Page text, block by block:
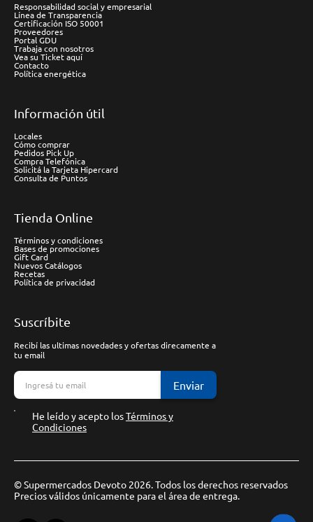
Responsabilidad social y empresarial
Línea de Transparencia
Certificación ISO 50001
Proveedores
Portal GDU
Trabaja con nosotros
Vea su Ticket aquí
Contacto
Política energética
Información útil
Locales
Cómo comprar
Pedidos Pick Up
Compra Telefónica
Solicitá la Tarjeta Hipercard
Consulta de Puntos
Tienda Online
Términos y condiciones
Bases de promociones
Gift Card
Nuevos Catálogos
Recetas
Política de privacidad
Suscríbite
Recibí las ultimas novedades y ofertas direcamente a
tu email
Enviar
He leído y acepto losTérminos y
Condiciones
© Supermercados Devoto 2026. Todos los derechos reservados
Precios válidos únicamente para el área de entrega.